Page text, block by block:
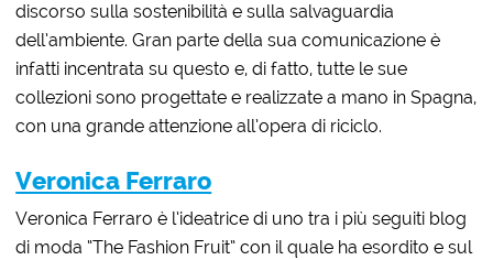
discorso sulla sostenibilità e sulla salvaguardia
dell’ambiente. Gran parte della sua comunicazione è
infatti incentrata su questo e, di fatto, tutte le sue
collezioni sono progettate e realizzate a mano in Spagna,
con una grande attenzione all’opera di riciclo.
Veronica Ferraro
Veronica Ferraro è l’ideatrice di uno tra i più seguiti blog
di moda “The Fashion Fruit” con il quale ha esordito e sul